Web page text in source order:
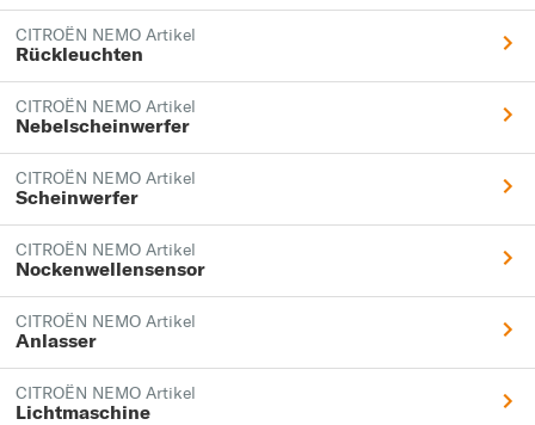
CITROËN NEMO Artikel
Rückleuchten
CITROËN NEMO Artikel
Nebelscheinwerfer
CITROËN NEMO Artikel
Scheinwerfer
CITROËN NEMO Artikel
Nockenwellensensor
CITROËN NEMO Artikel
Anlasser
CITROËN NEMO Artikel
Lichtmaschine